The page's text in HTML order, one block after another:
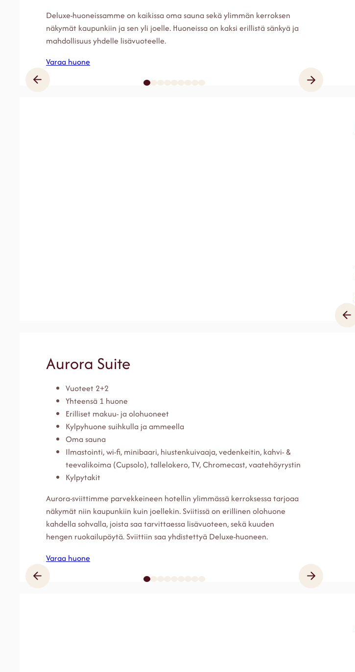
Deluxe-huoneissamme on kaikissa oma sauna sekä ylimmän kerroksen
näkymät kaupunkiin ja sen yli joelle. Huoneissa on kaksi erillistä sänkyä ja
mahdollisuus yhdelle lisävuoteelle.
Varaa huone
Aurora Suite
Vuoteet 2+2
Yhteensä 1 huone
Erilliset makuu- ja olohuoneet
Kylpyhuone suihkulla ja ammeella
Oma sauna
Ilmastointi, wi-fi, minibaari, hiustenkuivaaja, vedenkeitin, kahvi- &
teevalikoima (Cupsolo), tallelokero, TV, Chromecast, vaatehöyrystin
Kylpytakit
Aurora-sviittimme parvekkeineen hotellin ylimmässä kerroksessa tarjoaa
näkymät niin kaupunkiin kuin joellekin. Sviitissä on erillinen olohuone
kahdella sohvalla, joista saa tarvittaessa lisävuoteen, sekä kuuden
hengen ruokailupöytä. Sviittiin saa yhdistettyä Deluxe-huoneen.
Varaa huone